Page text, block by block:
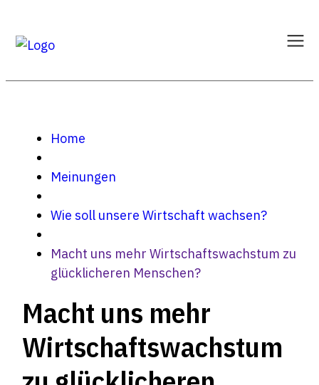
Home
Meinungen
Wie soll unsere Wirtschaft wachsen?
Macht uns mehr Wirtschaftswachstum zu
glücklicheren Menschen?
Macht uns mehr
Wirtschaftswachstum